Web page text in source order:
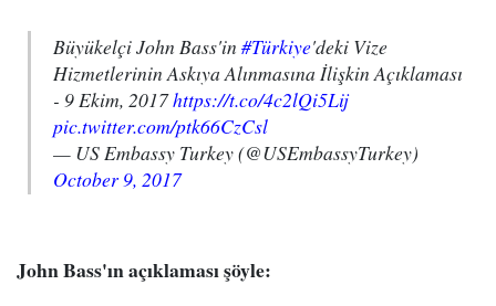
Büyükelçi John Bass'in #Türkiye'deki Vize
Hizmetlerinin Askıya Alınmasına İlişkin Açıklaması
- 9 Ekim, 2017https://t.co/4c2lQi5Lij
pic.twitter.com/ptk66CzCsl
— US Embassy Turkey (@USEmbassyTurkey)
October 9, 2017
John Bass'ın açıklaması şöyle: